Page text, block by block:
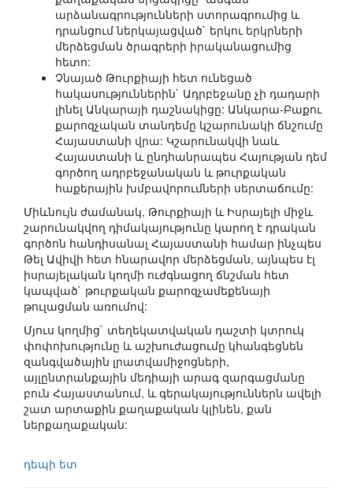
արձանագրությունների ստորագրումից և
դրանցում ներկայացված` երկու երկրների
մերձեցման ծրագրերի իրականացումից
հետո:
Չնայած Թուրքիայի հետ ունեցած
հակասություններին` Ադրբեջանը չի դադարի
լինել Անկարայի դաշնակիցը: Անկարա-Բաքու
քարոզչական տանդեմը կշարունակի ճնշումը
Հայաստանի վրա: Կշարունակվի նաև
Հայաստանի և ընդհանրապես Հայության դեմ
գործող ադրբեջանական և թուրքական
հաքերային խմբավորումների սերտաճումը:
Միևնույն ժամանակ, Թուրքիայի և Իսրայելի միջև
շարունակվող դիմակայությունը կարող է դրական
գործոն հանդիսանալ Հայաստանի համար ինչպես
Թել Ավիվի հետ հնարավոր մերձեցման, այնպես էլ
իսրայելական կողմի ուժգնացող ճնշման հետ
կապված` թուրքական քարոզչամեքենայի
թուլացման առումով:
Մյուս կողմից` տեղեկատվական դաշտի կտրուկ
փոփոխությունը և աշխուժացումը կհանգեցնեն
զանգվածային լրատվամիջոցների,
այլընտրանքային մեդիայի արագ զարգացմանը
բուն Հայաստանում, և գերակայություններն ավելի
շատ արտաքին քաղաքական կլինեն, քան
ներքաղաքական:
դեպի ետ